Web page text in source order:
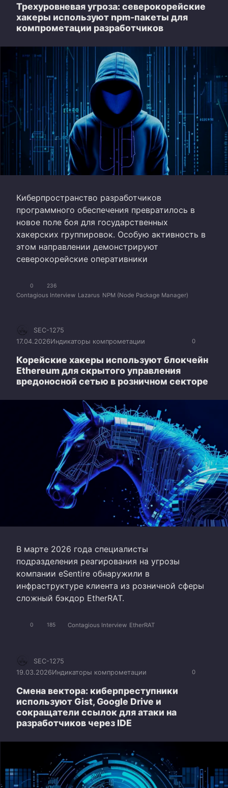
Трехуровневая угроза: северокорейские
хакеры используют npm-пакеты для
компрометации разработчиков
Киберпространство разработчиков
программного обеспечения превратилось в
новое поле боя для государственных
хакерских группировок. Особую активность в
этом направлении демонстрируют
северокорейские оперативники
0 236
Contagious Interview Lazarus NPM (Node Package Manager)
0
SEC-1275
17.04.2026Индикаторы компрометации
Корейские хакеры используют блокчейн
Ethereum для скрытого управления
вредоносной сетью в розничном секторе
В марте 2026 года специалисты
подразделения реагирования на угрозы
компании eSentire обнаружили в
инфраструктуре клиента из розничной сферы
сложный бэкдор EtherRAT.
0 185 Contagious Interview EtherRAT
0
SEC-1275
19.03.2026Индикаторы компрометации
Смена вектора: киберпреступники
используют Gist, Google Drive и
сокращатели ссылок для атаки на
разработчиков через IDE